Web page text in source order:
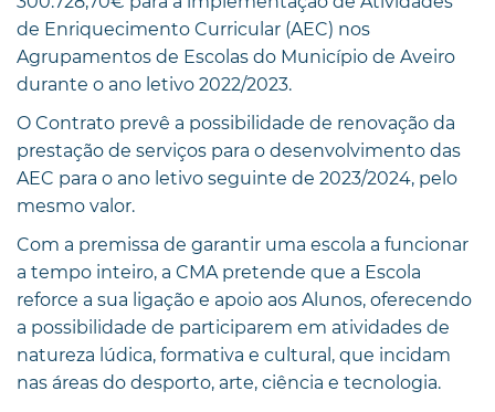
de Enriquecimento Curricular (AEC) nos
Agrupamentos de Escolas do Município de Aveiro
durante o ano letivo 2022/2023.
O Contrato prevê a possibilidade de renovação da
prestação de serviços para o desenvolvimento das
AEC para o ano letivo seguinte de 2023/2024, pelo
mesmo valor.
Com a premissa de garantir uma escola a funcionar
a tempo inteiro, a CMA pretende que a Escola
reforce a sua ligação e apoio aos Alunos, oferecendo
a possibilidade de participarem em atividades de
natureza lúdica, formativa e cultural, que incidam
nas áreas do desporto, arte, ciência e tecnologia.